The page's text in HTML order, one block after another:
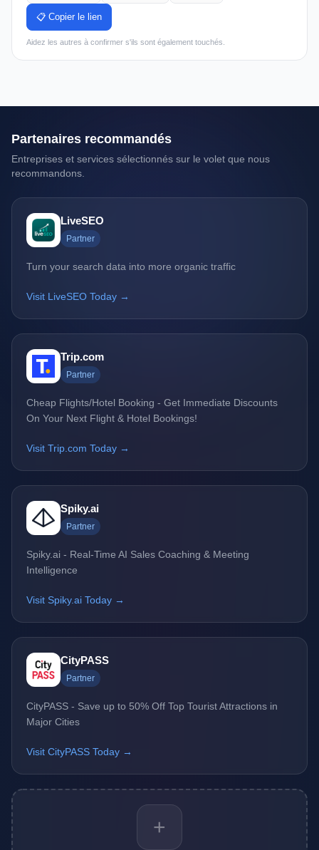
📋 Copier le lien
Aidez les autres à confirmer s'ils sont également touchés.
Partenaires recommandés
Entreprises et services sélectionnés sur le volet que nous
recommandons.
LiveSEO
Partner
Turn your search data into more organic traffic
Visit LiveSEO Today →
Trip.com
Partner
Cheap Flights/Hotel Booking - Get Immediate Discounts
On Your Next Flight & Hotel Bookings!
Visit Trip.com Today →
Spiky.ai
Partner
Spiky.ai - Real-Time AI Sales Coaching & Meeting
Intelligence
Visit Spiky.ai Today →
CityPASS
Partner
CityPASS - Save up to 50% Off Top Tourist Attractions in
Major Cities
Visit CityPASS Today →
+